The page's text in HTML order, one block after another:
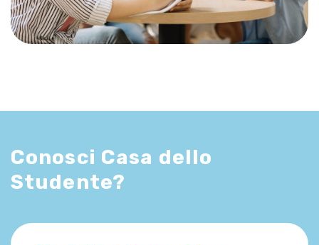
Conosci Casa dello
Studente?